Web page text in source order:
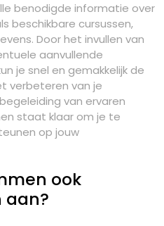
benodigde informatie over
beschikbare cursussen,
Door het invullen van
aanvullende
je snel en gemakkelijk de
verbeteren van je
van ervaren
staat klaar om je te
op jouw
ook
aan?